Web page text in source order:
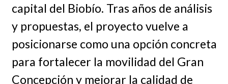
capital del Biobío. Tras años de análisis
y propuestas, el proyecto vuelve a
posicionarse como una opción concreta
para fortalecer la movilidad del Gran
Concepción y mejorar la calidad de